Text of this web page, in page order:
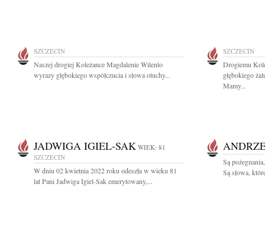
SZCZECIN
Naszej drogiej Koleżance Magdalenie Wilento
wyrazy głębokiego współczucia i słowa otuchy...
SZCZECIN
Drogiemu
głębokiego
Mamy...
JADWIGA IGIEL-SAK WIEK: 81
SZCZECIN
W dniu 02 kwietnia 2022 roku odeszła w wieku 81
lat Pani Jadwiga Igiel-Sak emerytowany,...
Są
Są słowa,